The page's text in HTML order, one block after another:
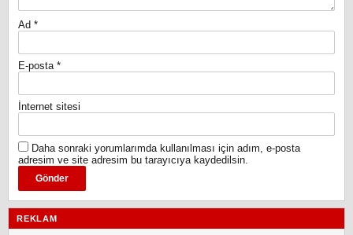
Ad *
E-posta *
İnternet sitesi
Daha sonraki yorumlarımda kullanılması için adım, e-posta
adresim ve site adresim bu tarayıcıya kaydedilsin.
REKLAM